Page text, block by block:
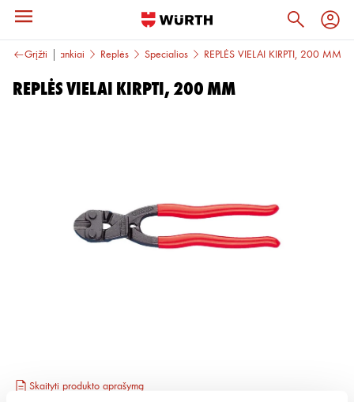
Grįžti
Rankiniai įrankiai Replės Specialios REPLĖS VIELAI KIRPTI, 200 MM
REPLĖS VIELAI KIRPTI, 200 MM
Skaityti produkto aprašymą